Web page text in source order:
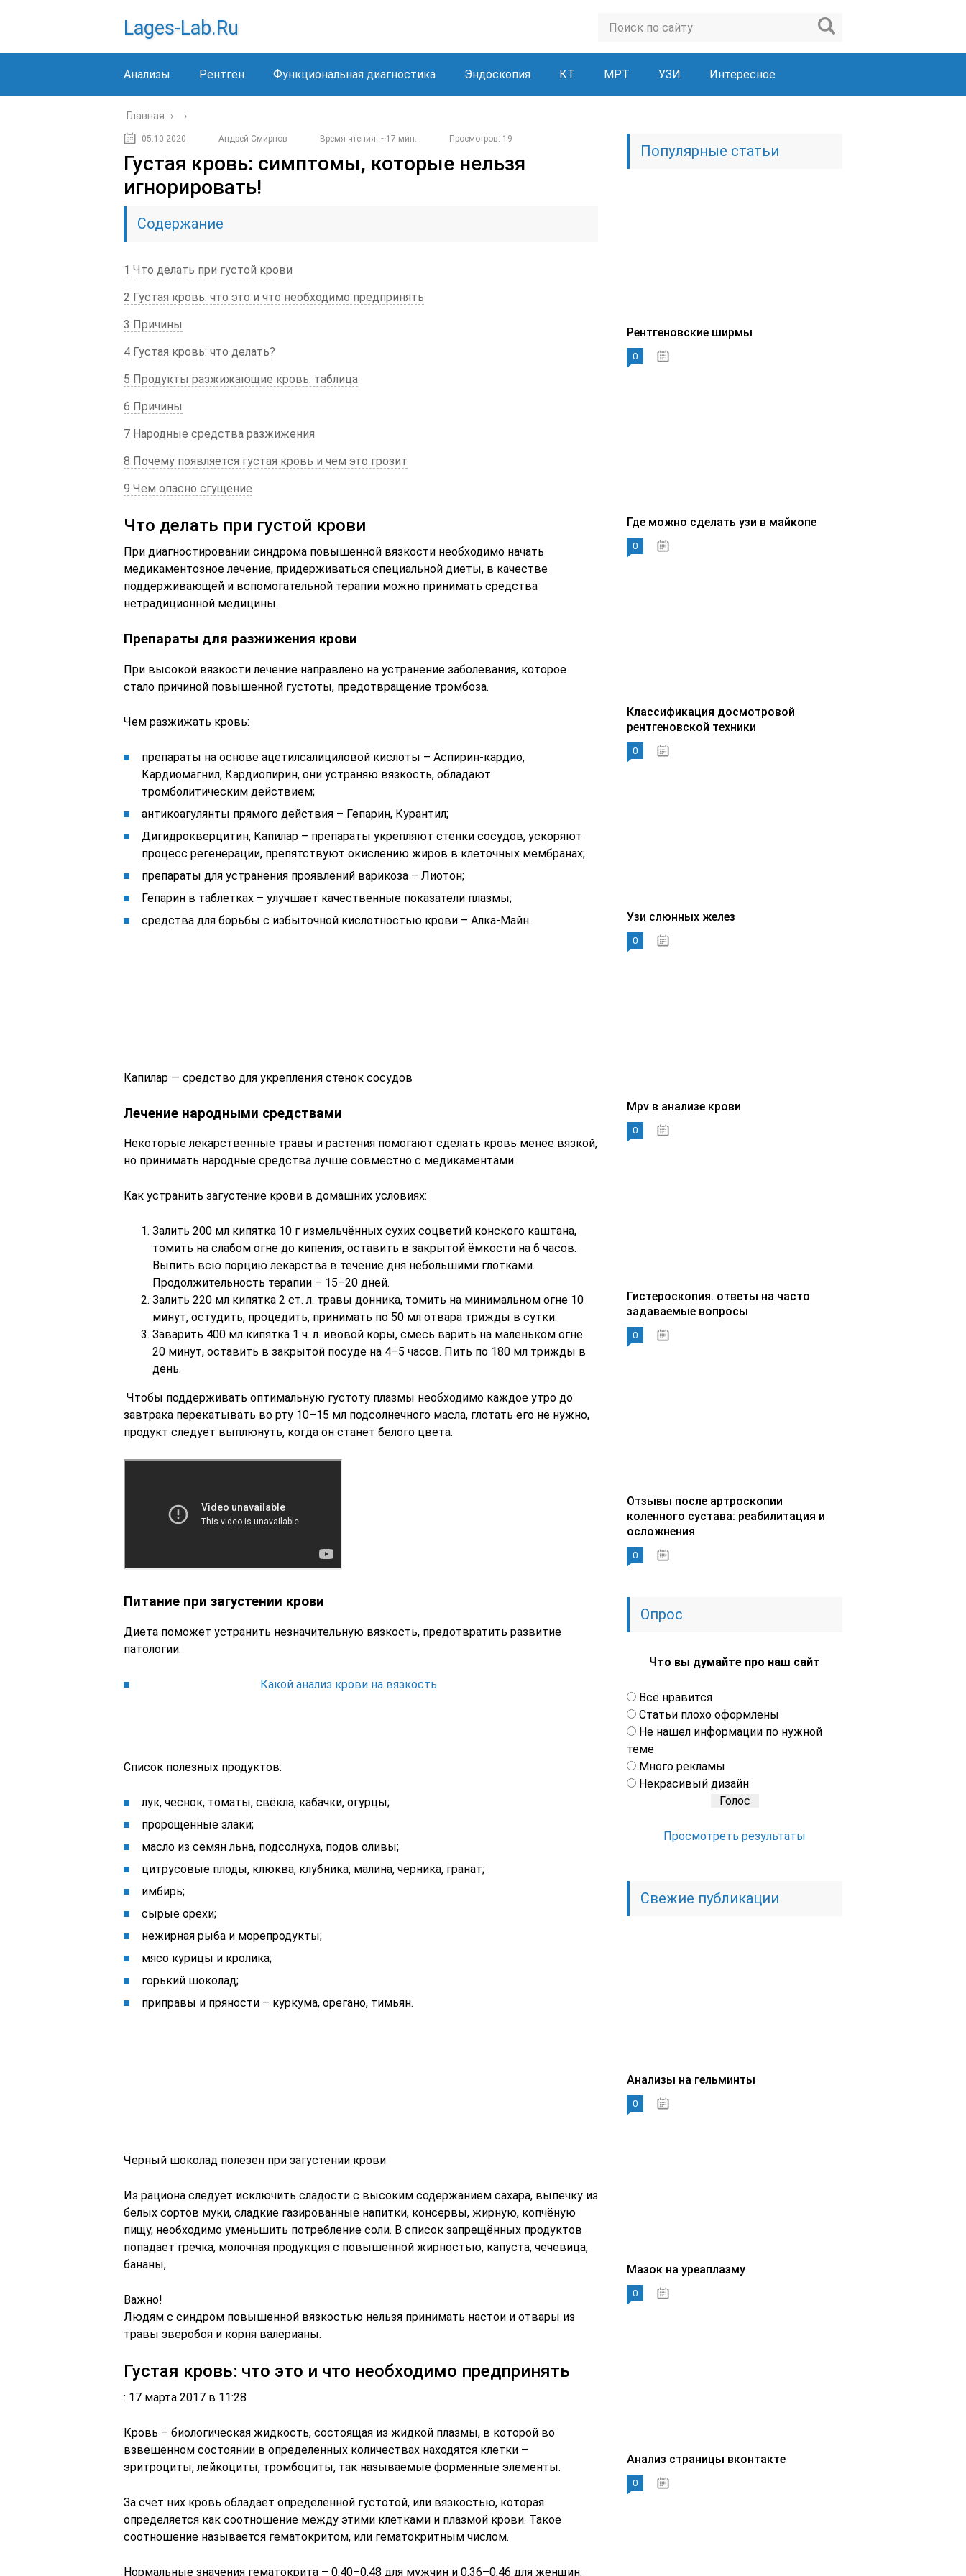
Lages-Lab.ru
Анализы Рентген Функциональная диагностика Эндоскопия КТ МРТ УЗИ Интересное
Главная › ›
05.10.2020 Андрей Смирнов Время чтения: ~17 мин. Просмотров: 19
Густая кровь: симптомы, которые нельзя
игнорировать!
Содержание
1 Что делать при густой крови
2 Густая кровь: что это и что необходимо предпринять
3 Причины
4 Густая кровь: что делать?
5 Продукты разжижающие кровь: таблица
6 Причины
7 Народные средства разжижения
8 Почему появляется густая кровь и чем это грозит
9 Чем опасно сгущение
Что делать при густой крови
При диагностировании синдрома повышенной вязкости необходимо начать
медикаментозное лечение, придерживаться специальной диеты, в качестве
поддерживающей и вспомогательной терапии можно принимать средства
нетрадиционной медицины.
Препараты для разжижения крови
При высокой вязкости лечение направлено на устранение заболевания, которое
стало причиной повышенной густоты, предотвращение тромбоза.
Чем разжижать кровь:
препараты на основе ацетилсалициловой кислоты – Аспирин-кардио,
Кардиомагнил, Кардиопирин, они устраняю вязкость, обладают
тромболитическим действием;
антикоагулянты прямого действия – Гепарин, Курантил;
Дигидрокверцитин, Капилар – препараты укрепляют стенки сосудов, ускоряют
процесс регенерации, препятствуют окислению жиров в клеточных мембранах;
препараты для устранения проявлений варикоза – Лиотон;
Гепарин в таблетках – улучшает качественные показатели плазмы;
средства для борьбы с избыточной кислотностью крови – Алка-Майн.
Капилар — средство для укрепления стенок сосудов
Лечение народными средствами
Некоторые лекарственные травы и растения помогают сделать кровь менее вязкой,
но принимать народные средства лучше совместно с медикаментами.
Как устранить загустение крови в домашних условиях:
Залить 200 мл кипятка 10 г измельчённых сухих соцветий конского каштана,
томить на слабом огне до кипения, оставить в закрытой ёмкости на 6 часов.
Выпить всю порцию лекарства в течение дня небольшими глотками.
Продолжительность терапии – 15–20 дней.
Залить 220 мл кипятка 2 ст. л. травы донника, томить на минимальном огне 10
минут, остудить, процедить, принимать по 50 мл отвара трижды в сутки.
Заварить 400 мл кипятка 1 ч. л. ивовой коры, смесь варить на маленьком огне
20 минут, оставить в закрытой посуде на 4–5 часов. Пить по 180 мл трижды в
день.
Чтобы поддерживать оптимальную густоту плазмы необходимо каждое утро до
завтрака перекатывать во рту 10–15 мл подсолнечного масла, глотать его не нужно,
продукт следует выплюнуть, когда он станет белого цвета.
Питание при загустении крови
Диета поможет устранить незначительную вязкость, предотвратить развитие
патологии.
Какой анализ крови на вязкость
Список полезных продуктов:
лук, чеснок, томаты, свёкла, кабачки, огурцы;
пророщенные злаки;
масло из семян льна, подсолнуха, подов оливы;
цитрусовые плоды, клюква, клубника, малина, черника, гранат;
имбирь;
сырые орехи;
нежирная рыба и морепродукты;
мясо курицы и кролика;
горький шоколад;
приправы и пряности – куркума, орегано, тимьян.
Черный шоколад полезен при загустении крови
Из рациона следует исключить сладости с высоким содержанием сахара, выпечку из
белых сортов муки, сладкие газированные напитки, консервы, жирную, копчёную
пищу, необходимо уменьшить потребление соли. В список запрещённых продуктов
попадает гречка, молочная продукция с повышенной жирностью, капуста, чечевица,
бананы,
Важно!
Людям с синдром повышенной вязкостью нельзя принимать настои и отвары из
травы зверобоя и корня валерианы.
Густая кровь: что это и что необходимо предпринять
: 17 мартa 2017 в 11:28
Кровь – биологическая жидкость, состоящая из жидкой плазмы, в которой во
взвешенном состоянии в определенных количествах находятся клетки –
эритроциты, лейкоциты, тромбоциты, так называемые форменные элементы.
За счет них кровь обладает определенной густотой, или вязкостью, которая
определяется как соотношение между этими клетками и плазмой крови. Такое
соотношение называется гематокритом, или гематокритным числом.
Нормальные значения гематокрита – 0,40–0,48 для мужчин и 0,36–0,46 для женщин.
Популярные статьи
Рентгеновские ширмы
0
Где можно сделать узи в майкопе
0
Классификация досмотровой
рентгеновской техники
0
Узи слюнных желез
0
Mpv в анализе крови
0
Гистероскопия. ответы на часто
задаваемые вопросы
0
Отзывы после артроскопии
коленного сустава: реабилитация и
осложнения
0
Опрос
Что вы думайте про наш сайт
Всё нравится
Статьи плохо оформлены
Не нашел информации по нужной
теме
Много рекламы
Некрасивый дизайн
Просмотреть результаты
Свежие публикации
Анализы на гельминты
0
Мазок на уреаплазму
0
Анализ страницы вконтакте
0